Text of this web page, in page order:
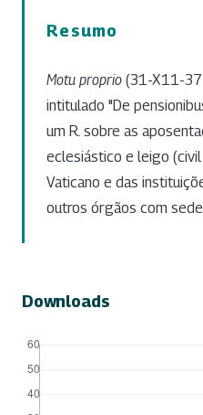
Resumo
Motu proprio (31-X11-
intitulado "De
um R. sobre as
eclesiástico e leigo
Vaticano e das
outros órgãos com sede
Downloads